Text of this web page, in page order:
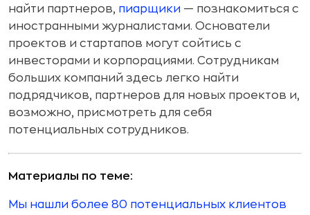
найти партнеров, пиарщики — познакомиться с
иностранными журналистами. Основатели
проектов и стартапов могут сойтись с
инвесторами и корпорациями. Сотрудникам
больших компаний здесь легко найти
подрядчиков, партнеров для новых проектов и,
возможно, присмотреть для себя
потенциальных сотрудников.
Материалы по теме:
Мы нашли более 80 потенциальных клиентов